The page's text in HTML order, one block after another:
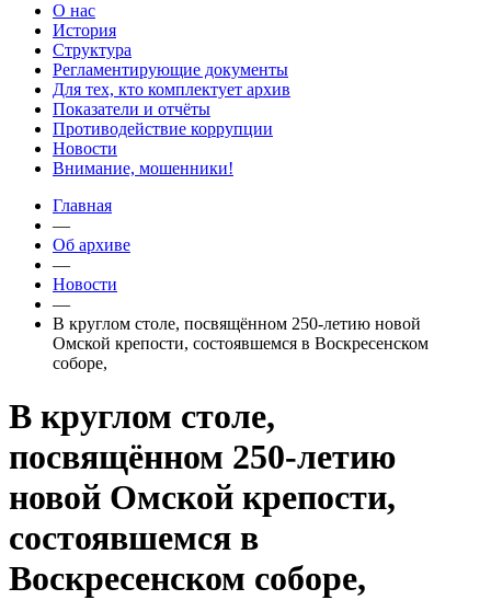
О нас
История
Структура
Регламентирующие документы
Для тех, кто комплектует архив
Показатели и отчёты
Противодействие коррупции
Новости
Внимание, мошенники!
Главная
—
Об архиве
—
Новости
—
В круглом столе, посвящённом 250-летию новой
Омской крепости, состоявшемся в Воскресенском
соборе,
В круглом столе,
посвящённом 250-летию
новой Омской крепости,
состоявшемся в
Воскресенском соборе,